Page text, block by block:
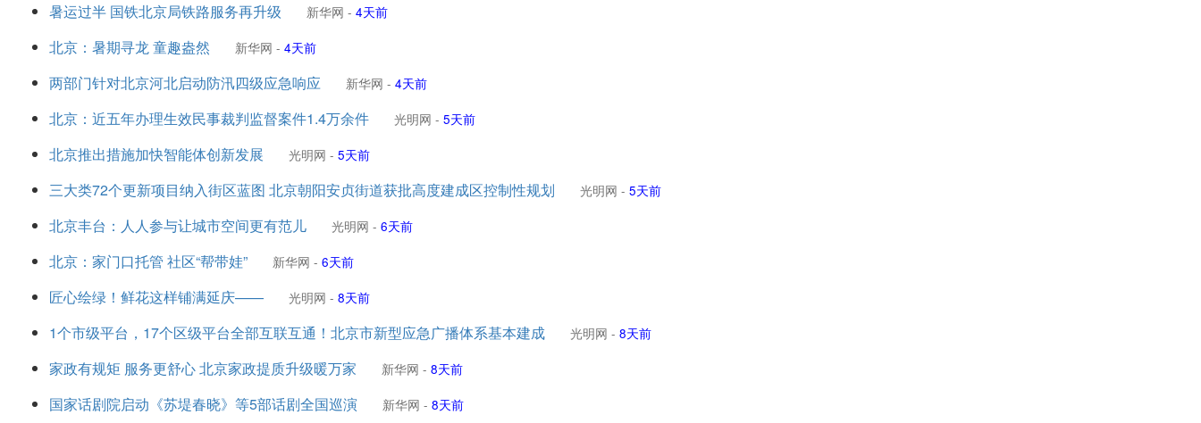
暑运过半 国铁北京局铁路服务再升级 新华网 - 4天前
北京：暑期寻龙 童趣盎然 新华网 - 4天前
两部门针对北京河北启动防汛四级应急响应 新华网 - 4天前
北京：近五年办理生效民事裁判监督案件1.4万余件 光明网 - 5天前
北京推出措施加快智能体创新发展 光明网 - 5天前
三大类72个更新项目纳入街区蓝图 北京朝阳安贞街道获批高度建成区控制性规划 光明网 - 5天前
北京丰台：人人参与让城市空间更有范儿 光明网 - 6天前
北京：家门口托管 社区“帮带娃” 新华网 - 6天前
匠心绘绿！鲜花这样铺满延庆—— 光明网 - 8天前
1个市级平台，17个区级平台全部互联互通！北京市新型应急广播体系基本建成 光明网 - 8天前
家政有规矩 服务更舒心 北京家政提质升级暖万家 新华网 - 8天前
国家话剧院启动《苏堤春晓》等5部话剧全国巡演 新华网 - 8天前